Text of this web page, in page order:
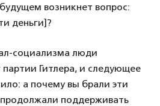
возникнет вопрос:
деньги]?
социализма люди
партии Гитлера, и следующее
а почему вы брали эти
поддерживать